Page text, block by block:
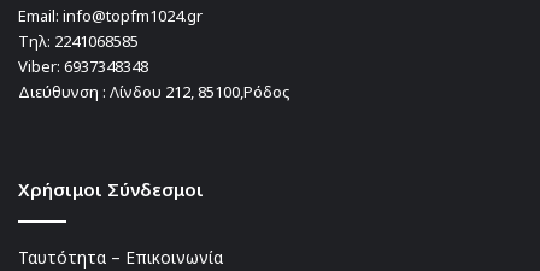
Email: info@topfm1024.gr
Τηλ: 2241068585
Viber: 6937348348
Διεύθυνση : Λίνδου 212, 85100,Ρόδος
Χρήσιμοι Σύνδεσμοι
Ταυτότητα – Επικοινωνία